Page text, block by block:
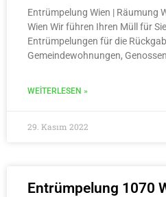
Entrümpelung Wien | Räumung
Wien Wir führen Ihren Müll für
Entrümpelungen für die
Gemeindewohnungen,
WEITERLESEN »
29. Kasım 2022
Entrümpelung 1070